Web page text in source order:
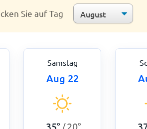
Sie auf Tag
Samstag
Aug 22
35° /20°